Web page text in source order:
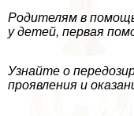
Родителям в
у детей, первая
Узнайте о
проявления и